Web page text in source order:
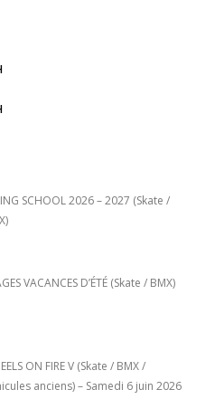
SCHOOL 2026 – 2027 (Skate /
VACANCES D’ÉTÉ (Skate / BMX)
ON FIRE V (Skate / BMX /
anciens) – Samedi 6 juin 2026